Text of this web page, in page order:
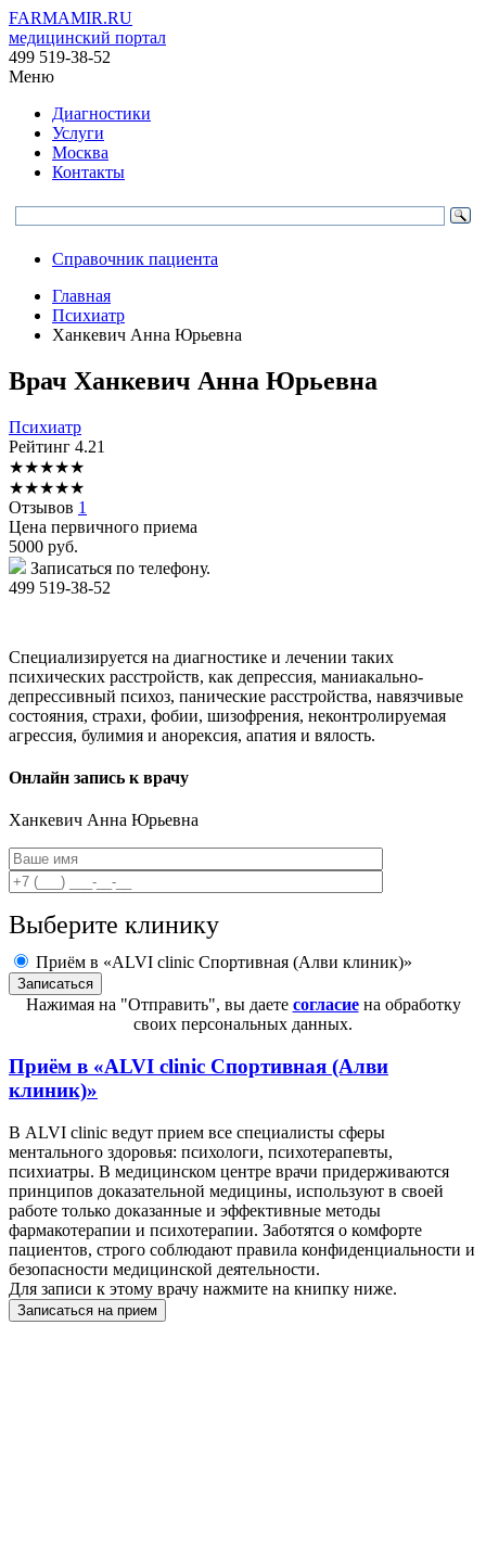
FARMAMIR.RU
медицинский портал
499 519-38-52
Меню
Диагностики
Услуги
Москва
Контакты
Справочник пациента
Главная
Психиатр
Ханкевич Анна Юрьевна
Врач Ханкевич Анна Юрьевна
Психиатр
Рейтинг 4.21
★★★★★
★★★★★
Отзывов 1
Цена первичного приема
5000 руб.
Записаться по телефону.
499 519-38-52
Специализируется на диагностике и лечении таких
психических расстройств, как депрессия, маниакально-
депрессивный психоз, панические расстройства, навязчивые
состояния, страхи, фобии, шизофрения, неконтролируемая
агрессия, булимия и анорексия, апатия и вялость.
Онлайн запись к врачу
Ханкевич Анна Юрьевна
Выберите клинику
Приём в «ALVI clinic Спортивная (Алви клиник)»
Нажимая на "Отправить", вы даете согласиена обработку
своих персональных данных.
Приём в «ALVI clinic Спортивная (Алви
клиник)»
В ALVI clinic ведут прием все специалисты сферы
ментального здоровья: психологи, психотерапевты,
психиатры. В медицинском центре врачи придерживаются
принципов доказательной медицины, используют в своей
работе только доказанные и эффективные методы
фармакотерапии и психотерапии. Заботятся о комфорте
пациентов, строго соблюдают правила конфиденциальности и
безопасности медицинской деятельности.
Для записи к этому врачу нажмите на книпку ниже.
Записаться на прием